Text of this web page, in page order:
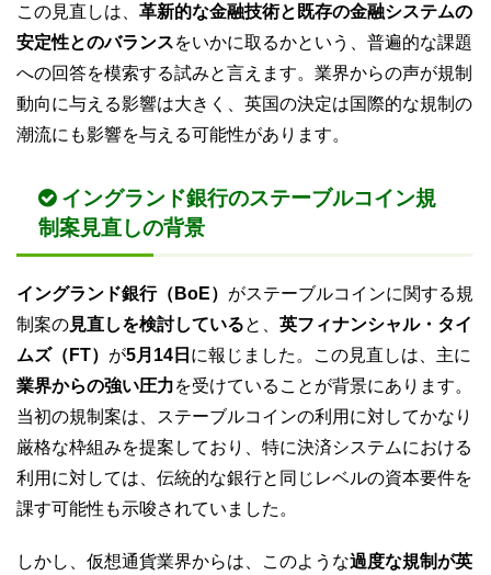
この見直しは、 革新的な金融技術と既存の金融システムの
安定性とのバランスをいかに取るかという、普遍的な課題
への回答を模索する試みと言えます。業界からの声が規制
動向に与える影響は大きく、英国の決定は国際的な規制の
潮流にも影響を与える可能性があります。
イングランド銀行のステーブルコイン規
制案見直しの背景
イングランド銀行（BoE） がステーブルコインに関する規
制案の見直しを検討していると、 英フィナンシャル・タイ
ムズ（FT） が5月14日 に報じました。この見直しは、主に
業界からの強い圧力を受けていることが背景にあります。
当初の規制案は、ステーブルコインの利用に対してかなり
厳格な枠組みを提案しており、特に決済システムにおける
利用に対しては、伝統的な銀行と同じレベルの資本要件を
課す可能性も示唆されていました。
しかし、仮想通貨業界からは、このような過度な規制が英